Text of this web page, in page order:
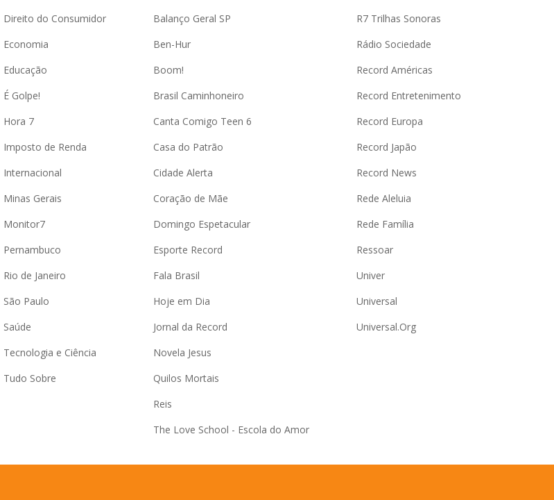
Direito do Consumidor
Economia
Educação
É Golpe!
Hora 7
Imposto de Renda
Internacional
Minas Gerais
Monitor7
Pernambuco
Rio de Janeiro
São Paulo
Saúde
Tecnologia e Ciência
Tudo Sobre
Balanço Geral SP
Ben-Hur
Boom!
Brasil Caminhoneiro
Canta Comigo Teen 6
Casa do Patrão
Cidade Alerta
Coração de Mãe
Domingo Espetacular
Esporte Record
Fala Brasil
Hoje em Dia
Jornal da Record
Novela Jesus
Quilos Mortais
Reis
The Love School - Escola do Amor
R7 Trilhas Sonoras
Rádio Sociedade
Record Américas
Record Entretenimento
Record Europa
Record Japão
Record News
Rede Aleluia
Rede Família
Ressoar
Univer
Universal
Universal.Org